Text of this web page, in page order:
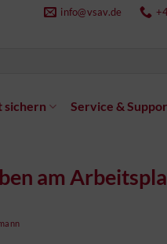
info@vsav.de
sichern Service &
am